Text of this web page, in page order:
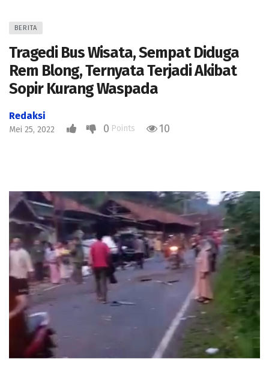
BERITA
Tragedi Bus Wisata, Sempat Diduga
Rem Blong, Ternyata Terjadi Akibat
Sopir Kurang Waspada
Redaksi
Mei 25, 2022 0 Points 10